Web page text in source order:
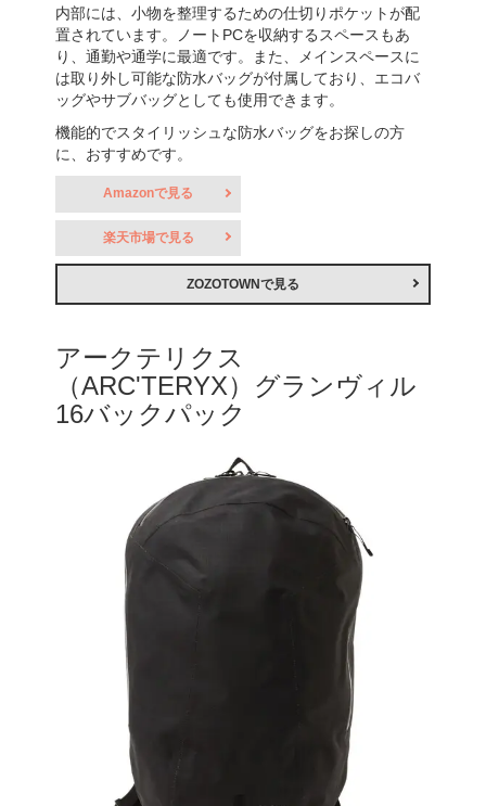
内部には、小物を整理するための仕切りポケットが配
置されています。ノートPCを収納するスペースもあ
り、通勤や通学に最適です。また、メインスペースに
は取り外し可能な防水バッグが付属しており、エコバ
ッグやサブバッグとしても使用できます。
機能的でスタイリッシュな防水バッグをお探しの方
に、おすすめです。
Amazonで見る
楽天市場で見る
ZOZOTOWNで見る
アークテリクス
（ARC'TERYX）グランヴィル
16バックパック